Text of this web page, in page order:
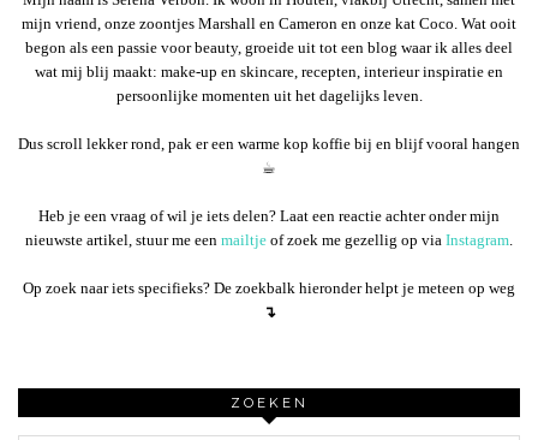
mijn vriend, onze zoontjes Marshall en Cameron en onze kat Coco. Wat ooit
begon als een passie voor beauty, groeide uit tot een blog waar ik alles deel
wat mij blij maakt: make-up en skincare, recepten, interieur inspiratie en
persoonlijke momenten uit het dagelijks leven.
Dus scroll lekker rond, pak er een warme kop koffie bij en blijf vooral hangen
☕︎
Heb je een vraag of wil je iets delen? Laat een reactie achter onder mijn
nieuwste artikel, stuur me een mailtje of zoek me gezellig op via Instagram
Op zoek naar iets specifieks? De zoekbalk hieronder helpt je meteen op weg
↴
ZOEKEN